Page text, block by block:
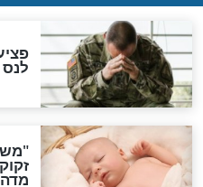
סגולת
תפילה